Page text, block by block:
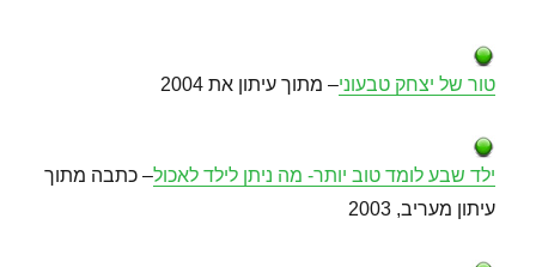
טור של יצחק טבעוני– מתוך עיתון את 2004
ילד שבע לומד טוב יותר- מה ניתן לילד לאכול– כתבה מתוך
עיתון מעריב, 2003